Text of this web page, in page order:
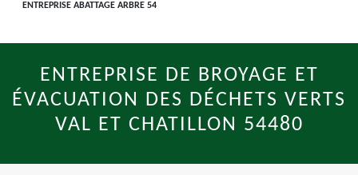
ENTREPRISE ABATTAGE ARBRE 54
ENTREPRISE DE BROYAGE ET
ÉVACUATION DES DÉCHETS VERTS
VAL ET CHATILLON 54480